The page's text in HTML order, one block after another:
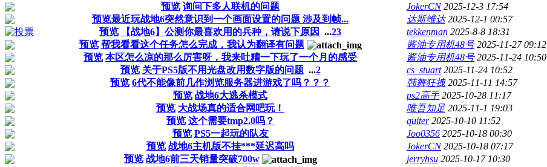
预览 询问下多人联机的问题 JokerCN 2025-12-3 17:54
预览​最近玩战地6突然意识到一个画面设置的问题 涉及到帧... 达斯维达 2025-12-1 00:57
预览
【战地6】公测你最喜欢用的兵种，请说下原因 ...23 tekkenman 2025-8-8 18:31
预览 帮我看看这个任务怎么完成，我认为翻译有问题 酱油专用机48号 2025-11-27 09:12
预览 本区怎么凉的那么厉害呀，我来吐糟一下玩了一个月的感受 酱油专用机48号 2025-11-24 10:50
预览 关于PS5版不用光盘改用数字版的问题 ...2 cs_stuart 2025-11-24 10:52
预览 6代不能像前几作浏览服务器进游戏了吗？？？ 韩舞狂拽 2025-11-11 14:57
预览 战地6大逃杀模式 ps2高手 2025-10-28 11:17
预览 大战场真的适合网吧玩！ 唯吾知足 2025-11-1 19:03
预览 这个需要tmp2.0吗？ quiter 2025-10-10 11:52
预览 PS5一起玩的队友 Joo0356 2025-10-18 00:30
预览 战地6主机版不挂***延迟高吗 JokerCN 2025-10-18 07:17
预览 战地6前三天销量突破700w jerryhsu 2025-10-17 10:30